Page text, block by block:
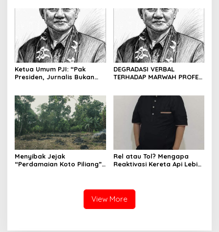
Kepemimpinan yang
Kehilangan Arah
Ketua Umum PJI: “Pak
Presiden, Jurnalis Bukan
DEGRADASI VERBAL
TERHADAP MARWAH PROFESI
OKNUM ADVOKAT HOTMAN
PARIS HUTAPEA
Menyibak Jejak
“Perdamaian Koto Piliang”:
Rel atau Tol? Mengapa
Reaktivasi Kereta Api Lebih
View More